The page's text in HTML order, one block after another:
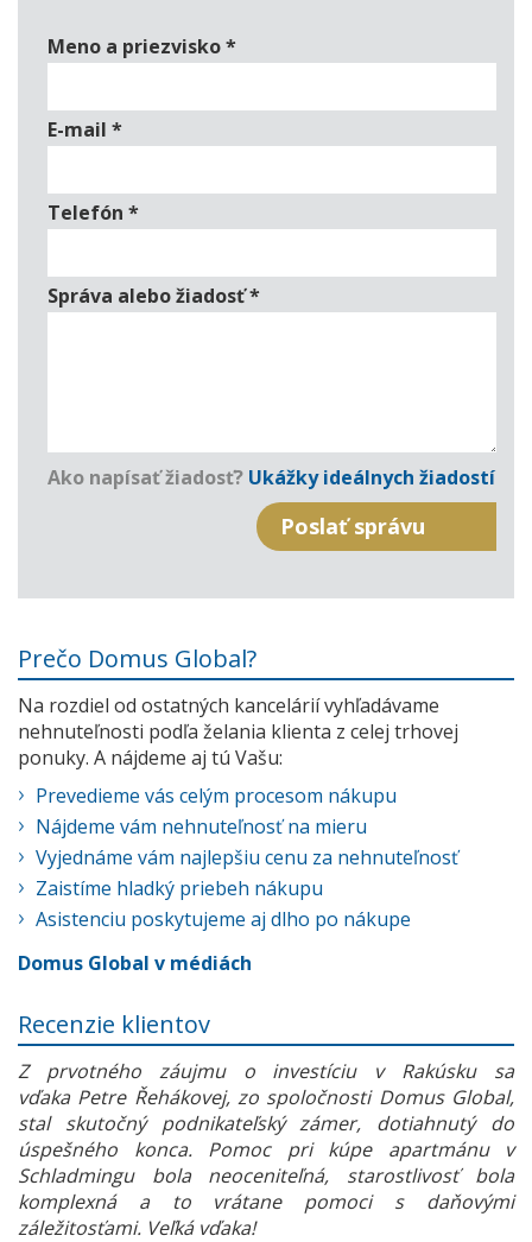
Meno a priezvisko*
E-mail *
Telefón *
Správa alebo žiadosť*
Ako napísať žiadosť? Ukážky ideálnych žiadostí
Prečo Domus Global?
Na rozdiel od ostatných kancelárií vyhľadávame
nehnuteľnosti podľa želania klienta z celej trhovej
ponuky. A nájdeme aj tú Vašu:
Prevedieme vás celým procesom nákupu
Nájdeme vám nehnuteľnosť na mieru
Vyjednáme vám najlepšiu cenu za nehnuteľnosť
Zaistíme hladký priebeh nákupu
Asistenciu poskytujeme aj dlho po nákupe
Domus Global v médiách
Recenzie klientov
Z prvotného záujmu o investíciu v Rakúsku sa
vďaka Petre Řehákovej, zo spoločnosti Domus Global,
stal skutočný podnikateľský zámer, dotiahnutý do
úspešného konca. Pomoc pri kúpe apartmánu v
Schladmingu bola neoceniteľná, starostlivosť bola
komplexná a to vrátane pomoci s daňovými
záležitosťami. Veľká vďaka!